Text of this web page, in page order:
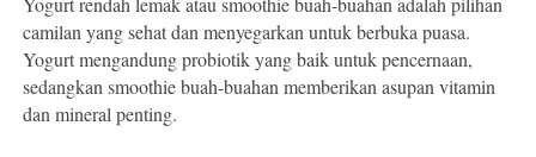
camilan yang sehat dan menyegarkan untuk berbuka puasa.
Yogurt mengandung probiotik yang baik untuk pencernaan,
sedangkan smoothie buah-buahan memberikan asupan vitamin
dan mineral penting.